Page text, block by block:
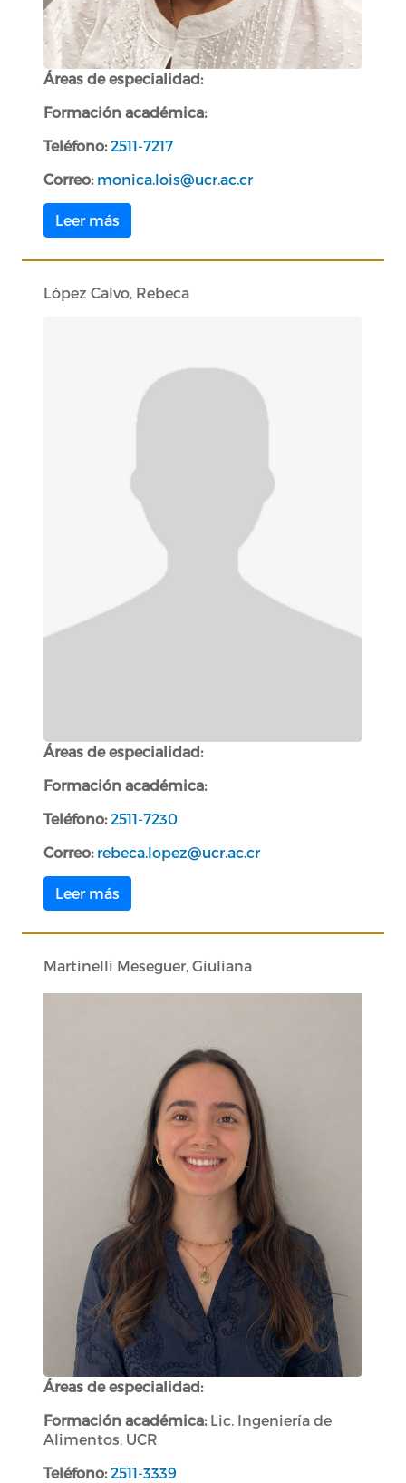
Áreas de especialidad:
Formación académica:
Teléfono:2511-7217
Correo:monica.lois@ucr.ac.cr
Leer más
López Calvo, Rebeca
Áreas de especialidad:
Formación académica:
Teléfono:2511-7230
Correo:rebeca.lopez@ucr.ac.cr
Leer más
Martinelli Meseguer, Giuliana
Áreas de especialidad:
Formación académica:Lic. Ingeniería de
Alimentos, UCR
Teléfono:2511-3339